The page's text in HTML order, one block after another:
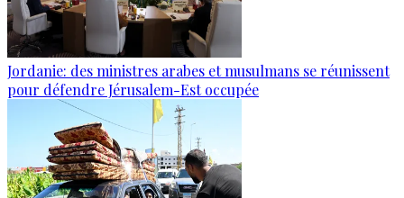
Jordanie: des ministres arabes et musulmans se réunissent
pour défendre Jérusalem-Est occupée